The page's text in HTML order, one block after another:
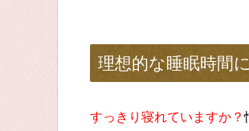
理想的な睡眠時間
すっきり寝れていますか？